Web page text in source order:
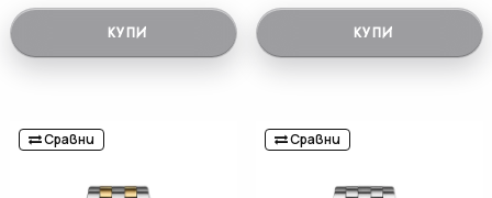
КУПИ КУПИ
Сравни Сравни